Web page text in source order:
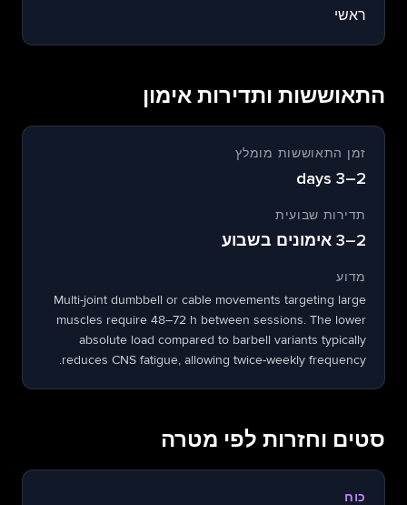
ראשי
התאוששות ותדירות אימון
זמן התאוששות מומלץ
2–3 days
תדירות שבועית
2–3 אימונים בשבוע
מדוע
Multi-joint dumbbell or cable movements targeting large
muscles require 48–72 h between sessions. The lower
absolute load compared to barbell variants typically
reduces CNS fatigue, allowing twice-weekly frequency.
סטים וחזרות לפי מטרה
כוח